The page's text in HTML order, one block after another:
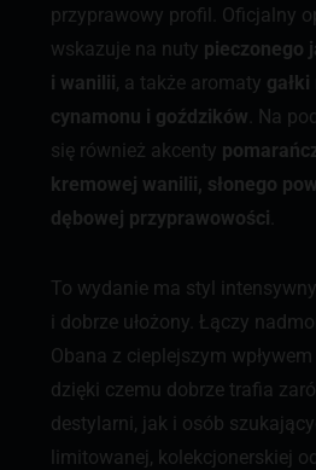
przyprawowy profil. Oficjalny
wskazuje na nuty pieczonego
i wanilii, a także aromaty
cynamonu i goździków . Na
się również akcenty
kremowej wanilii, słonego
dębowej przyprawowości
To wydanie ma styl
i dobrze ułożony. Łączy
Obana z cieplejszym
dzięki czemu dobrze trafia
destylarni, jak i osób
limitowanej, kolekcjonerskiej